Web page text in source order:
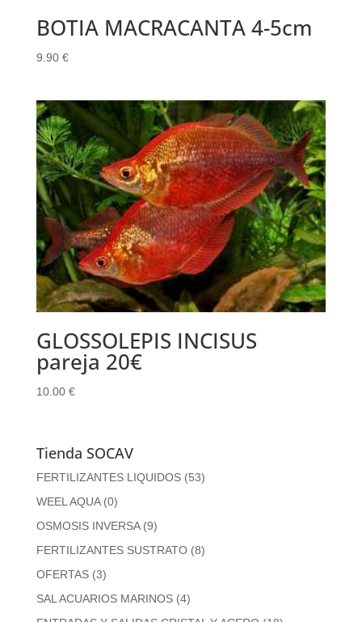
BOTIA MACRACANTA 4-5cm
9.90 €
GLOSSOLEPIS INCISUS
pareja 20€
10.00 €
Tienda SOCAV
FERTILIZANTES LIQUIDOS (53)
WEEL AQUA (0)
OSMOSIS INVERSA (9)
FERTILIZANTES SUSTRATO (8)
OFERTAS (3)
SAL ACUARIOS MARINOS (4)